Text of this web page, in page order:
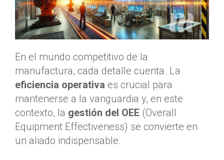
En el mundo competitivo de la
manufactura, cada detalle cuenta. La
eficiencia operativa es crucial para
mantenerse a la vanguardia y, en este
contexto, la gestión del OEE (Overall
Equipment Effectiveness) se convierte en
un aliado indispensable.